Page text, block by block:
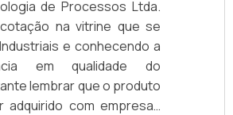
de Processos Ltda.
na vitrine que se
e conhecendo a
em qualidade do
lembrar que o produto
adquirido com empresas